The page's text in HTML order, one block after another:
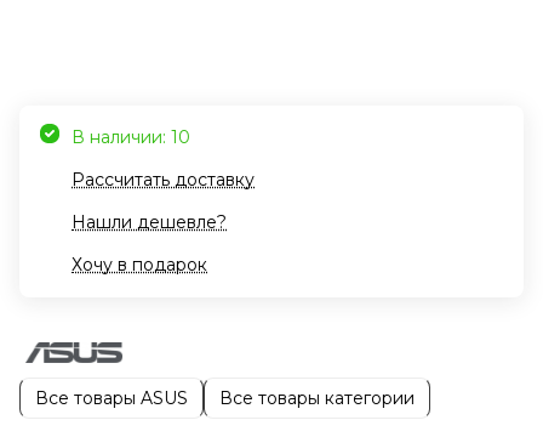
В наличии: 10
Рассчитать доставку
Нашли дешевле?
Хочу в подарок
Все товары ASUS Все товары категории